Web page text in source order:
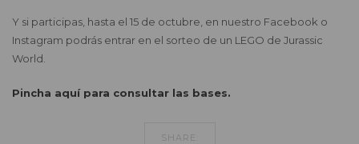
Y si participas, hasta el 15 de octubre, en nuestro Facebook o
Instagram podrás entrar en el sorteo de un LEGO de Jurassic
World.
Pincha aquí para consultar las bases.
SHARE: